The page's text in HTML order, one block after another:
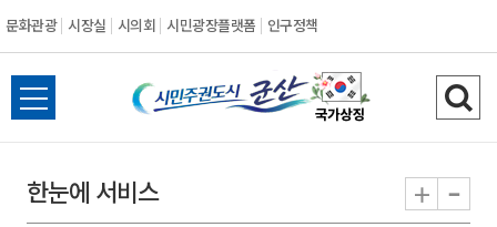
문화관광 시장실 시의회 시민광장플랫폼 인구정책
시
민
전
체
뉴
열
검
색
기
한눈에 서비스 + -